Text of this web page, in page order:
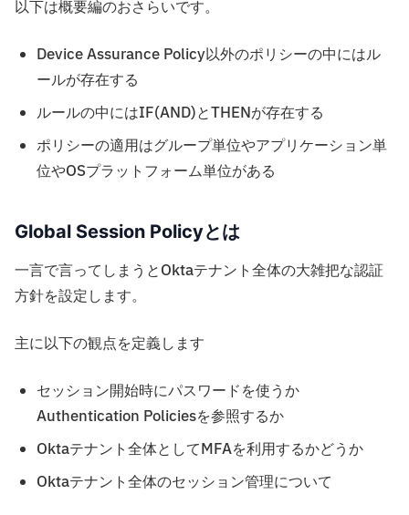
以下は概要編のおさらいです。
Device Assurance Policy以外のポリシーの中にはル
ールが存在する
ルールの中にはIF(AND)とTHENが存在する
ポリシーの適用はグループ単位やアプリケーション単
位やOSプラットフォーム単位がある
Global Session Policyとは
一言で言ってしまうとOktaテナント全体の大雑把な認証
方針を設定します。
主に以下の観点を定義します
セッション開始時にパスワードを使うか
Authentication Policiesを参照するか
Oktaテナント全体としてMFAを利用するかどうか
Oktaテナント全体のセッション管理について